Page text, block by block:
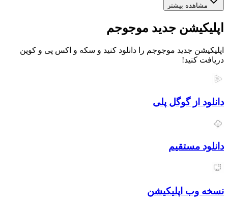
بیشتر
جدید موجوجم
جدید موجوجم را دانلود کنید و سکه و اکس پی و کوین
گوگل پلی
اپلیکیشن